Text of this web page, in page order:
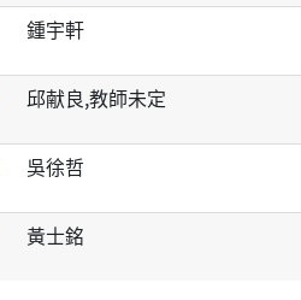
鍾宇軒
邱献良,教師未定
吳徐哲
黃士銘